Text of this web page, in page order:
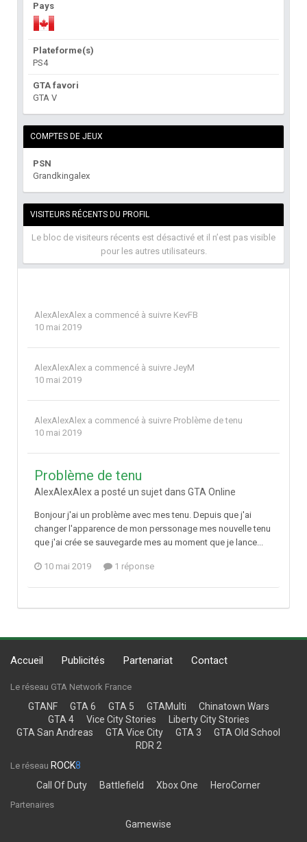
Pays
Plateforme(s)
PS4
GTA favori
GTA V
COMPTES DE JEUX
PSN
Grandkingalex
VISITEURS RÉCENTS DU PROFIL
Le bloc de visiteurs récents est désactivé et il n’est pas visible
pour les autres utilisateurs.
AlexAlexAlex a commencé à suivre KevFB
10 mai 2019
AlexAlexAlex a commencé à suivre JeyM
10 mai 2019
AlexAlexAlex a commencé à suivre Problème de tenu
10 mai 2019
Problème de tenu
AlexAlexAlex a posté un sujet dans GTA Online
Bonjour j'ai un problème avec mes tenu. Depuis que j'ai
changer l'apparence de mon perssonage mes nouvelle tenu
que j'ai crée se sauvegarde mes au moment que je lance...
10 mai 2019 1 réponse
Accueil Publicités Partenariat Contact
Le réseau GTA Network France
GTANF GTA 6 GTA 5 GTAMulti
Chinatown Wars
GTA 4
Vice City Stories
Liberty City Stories
GTA San Andreas
GTA Vice City GTA 3
GTA Old School
RDR 2
Le réseau ROCK8
Call Of Duty
Battlefield Xbox One HeroCorner
Partenaires
Gamewise